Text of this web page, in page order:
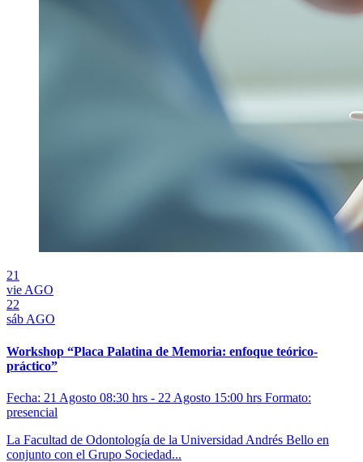
21
vie AGO
22
sáb AGO
Workshop “Placa Palatina de Memoria: enfoque teórico-
práctico”
Fecha: 21 Agosto 08:30 hrs - 22 Agosto 15:00 hrs Formato:
presencial
La Facultad de Odontología de la Universidad Andrés Bello en
conjunto con el Grupo Sociedad...